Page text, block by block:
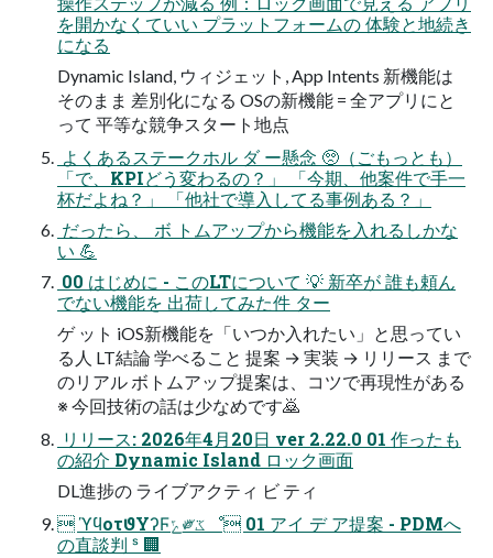
を開かなくていい プラットフォームの 体験と地続き
になる
Dynamic Island, ウィジェット, App Intents 新機能は
そのまま 差別化になる OSの新機能 = 全アプリにと
って 平等な競争スタート地点
 よくあるステークホル ダ ー懸念 🥺（ごもっとも）
「で、KPIどう変わるの？」 「今期、他案件で手一
杯だよね？」 「他社で導入してる事例ある？」
 だったら、 ボ トムアップから機能を入れるしかな
い 💪
 00 はじめに - このLTについて 💡 新卒が 誰も頼ん
でない機能を 出荷してみた件 ター
ゲ ット iOS新機能を「いつか入れたい」と思ってい
る人 LT結論 学べること 提案 → 実装 → リリース まで
のリアル ボトムアップ提案は、コツで再現性がある
※ 今回技術の話は少なめです🙇
 リリース: 2026年4月20日 ver 2.22.0 01 作ったも
の紹介 Dynamic Island ロック画面
DL進捗の ライブアクティ ビ ティ
 ϓϥοτϑΥʔϜݻ༗ػೳ 01 アイ デ ア提案 - PDMへ
の直談判 ˢ 🏢